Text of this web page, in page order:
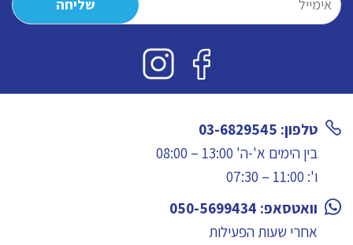
טלפון: 03-6829545
בין הימים א'-ה' 13:00 – 08:00
ו': 11:00 – 07:30
וואטסאפ: 050-5699434
אחרי שעות הפעילות